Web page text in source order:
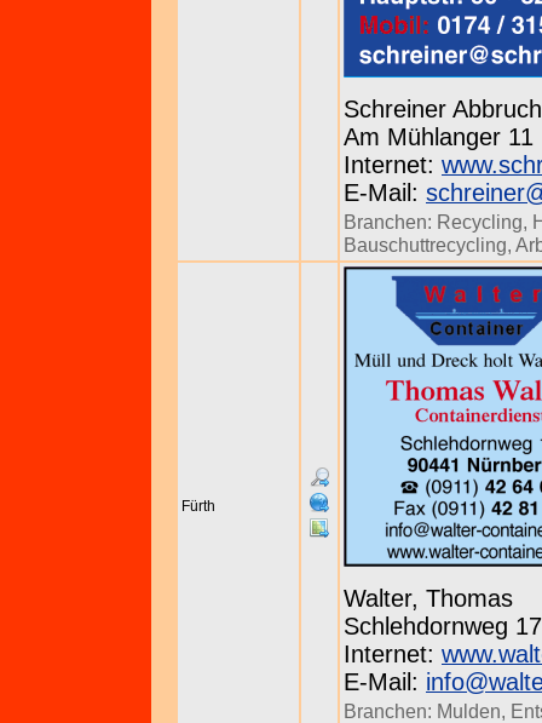
Schreiner
Am Mühlanger 11
Internet:
E-Mail:
Branchen: Recycling,
Bauschuttrecycling,
Fürth
Walter, Thomas
Schlehdornweg
Internet:
E-Mail:
Branchen: Mulden,